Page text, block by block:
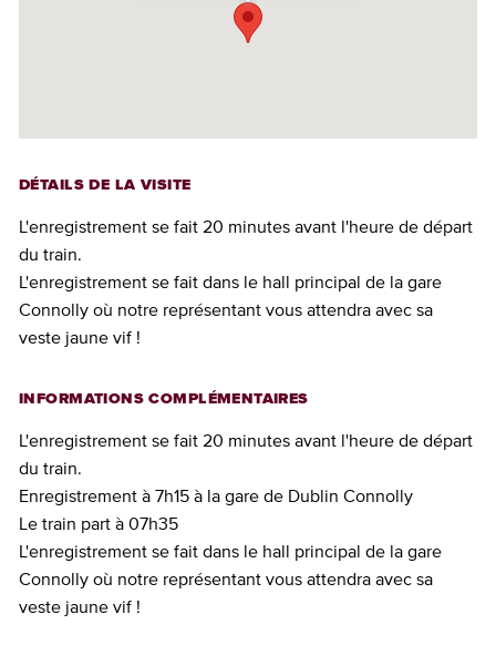
DÉTAILS DE LA VISITE
L'enregistrement se fait 20 minutes avant l'heure de départ
du train.
L'enregistrement se fait dans le hall principal de la gare
Connolly où notre représentant vous attendra avec sa
veste jaune vif !
INFORMATIONS COMPLÉMENTAIRES
L'enregistrement se fait 20 minutes avant l'heure de départ
du train.
Enregistrement à 7h15 à la gare de Dublin Connolly
Le train part à 07h35
L'enregistrement se fait dans le hall principal de la gare
Connolly où notre représentant vous attendra avec sa
veste jaune vif !